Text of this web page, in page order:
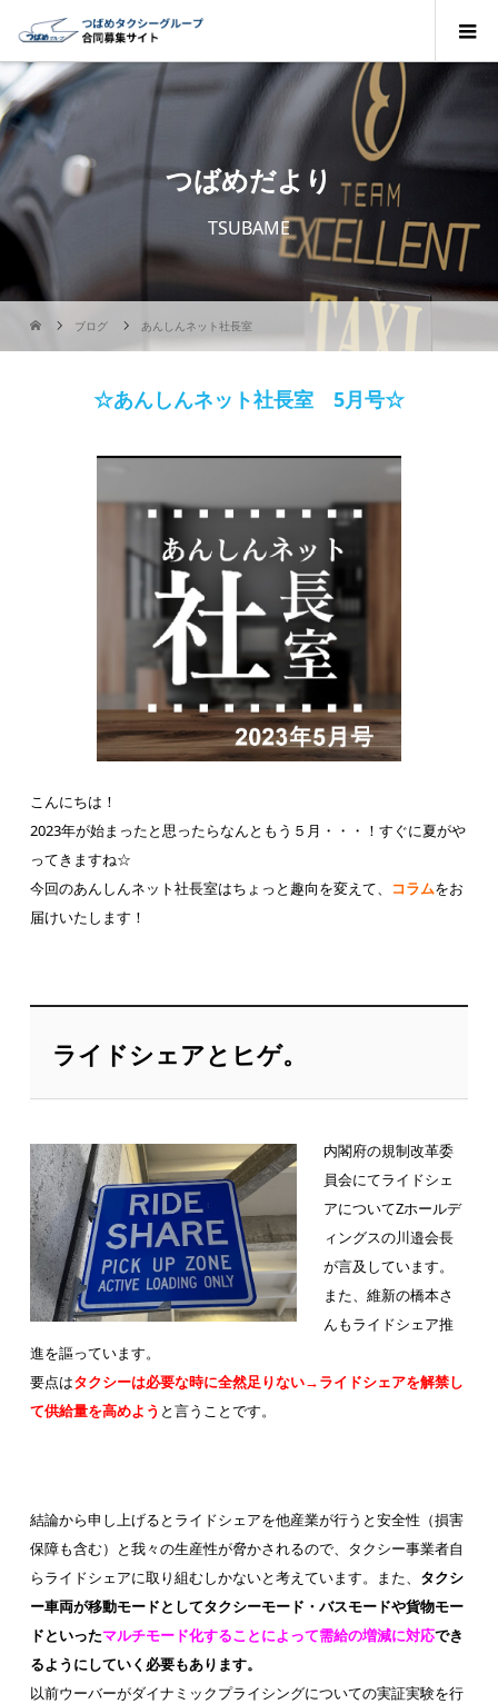
つばめだより
TSUBAME
ブログ あんしんネット社長室
☆あんしんネット社長室 5月号☆
こんにちは！
2023年が始まったと思ったらなんともう５月・・・！すぐに夏がや
ってきますね☆
今回のあんしんネット社長室はちょっと趣向を変えて、 コラムをお
届けいたします！
ライドシェアとヒゲ。
内閣府の規制改革委
員会にてライドシェ
アについてZホールデ
ィングスの川邉会長
が言及しています。
また、維新の橋本さ
んもライドシェア推
進を謳っています。
要点はタクシーは必要な時に全然足りない→ライドシェアを解禁し
て供給量を高めよう と言うことです。
結論から申し上げるとライドシェアを他産業が行うと安全性（損害
保障も含む）と我々の生産性が脅かされるので、タクシー事業者自
らライドシェアに取り組むしかないと考えています。また、 タクシ
ー車両が移動モードとしてタクシーモード・バスモードや貨物モー
ドといったマルチモード化することによって需給の増減に対応でき
るようにしていく必要もあります。
以前ウーバーがダイナミックプライシングについての実証実験を行